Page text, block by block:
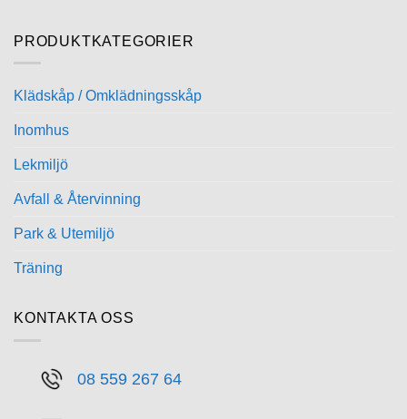
PRODUKTKATEGORIER
Klädskåp / Omklädningsskåp
Inomhus
Lekmiljö
Avfall & Återvinning
Park & Utemiljö
Träning
KONTAKTA OSS
08 559 267 64